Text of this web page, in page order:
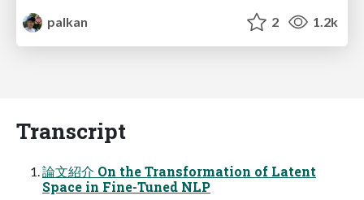
palkan
2 1.2k
Transcript
論文紹介 On the Transformation of Latent
Space in Fine-Tuned NLP